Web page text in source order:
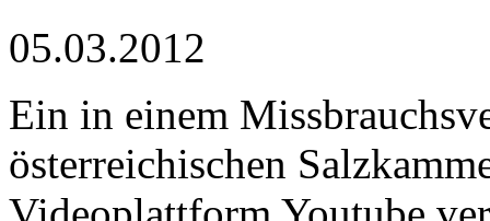
05.03.2012
Ein in einem
österreichischen